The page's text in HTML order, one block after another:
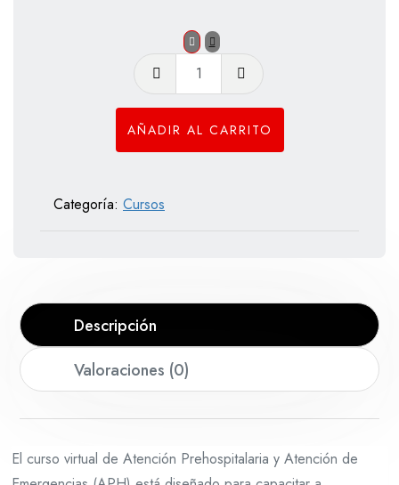
Atención
Prehospitalaria
Y
Atención
AÑADIR AL CARRITO
Categoría: Cursos
Descripción
Valoraciones (0)
El curso virtual de Atención Prehospitalaria y Atención de